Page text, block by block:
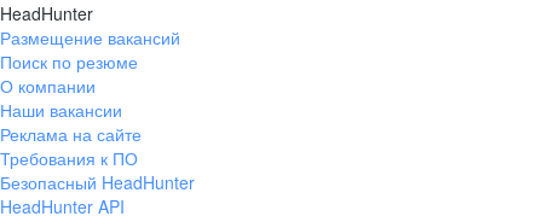
HeadHunter
Размещение вакансий
Поиск по резюме
О компании
Наши вакансии
Реклама на сайте
Требования к ПО
Безопасный HeadHunter
HeadHunter API